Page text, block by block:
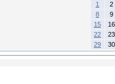
1
2
8
9
15
16
22
23
29
30